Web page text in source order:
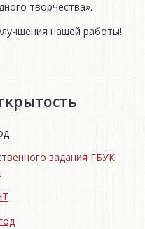
творчества».
нашей работы!
задания ГБУК